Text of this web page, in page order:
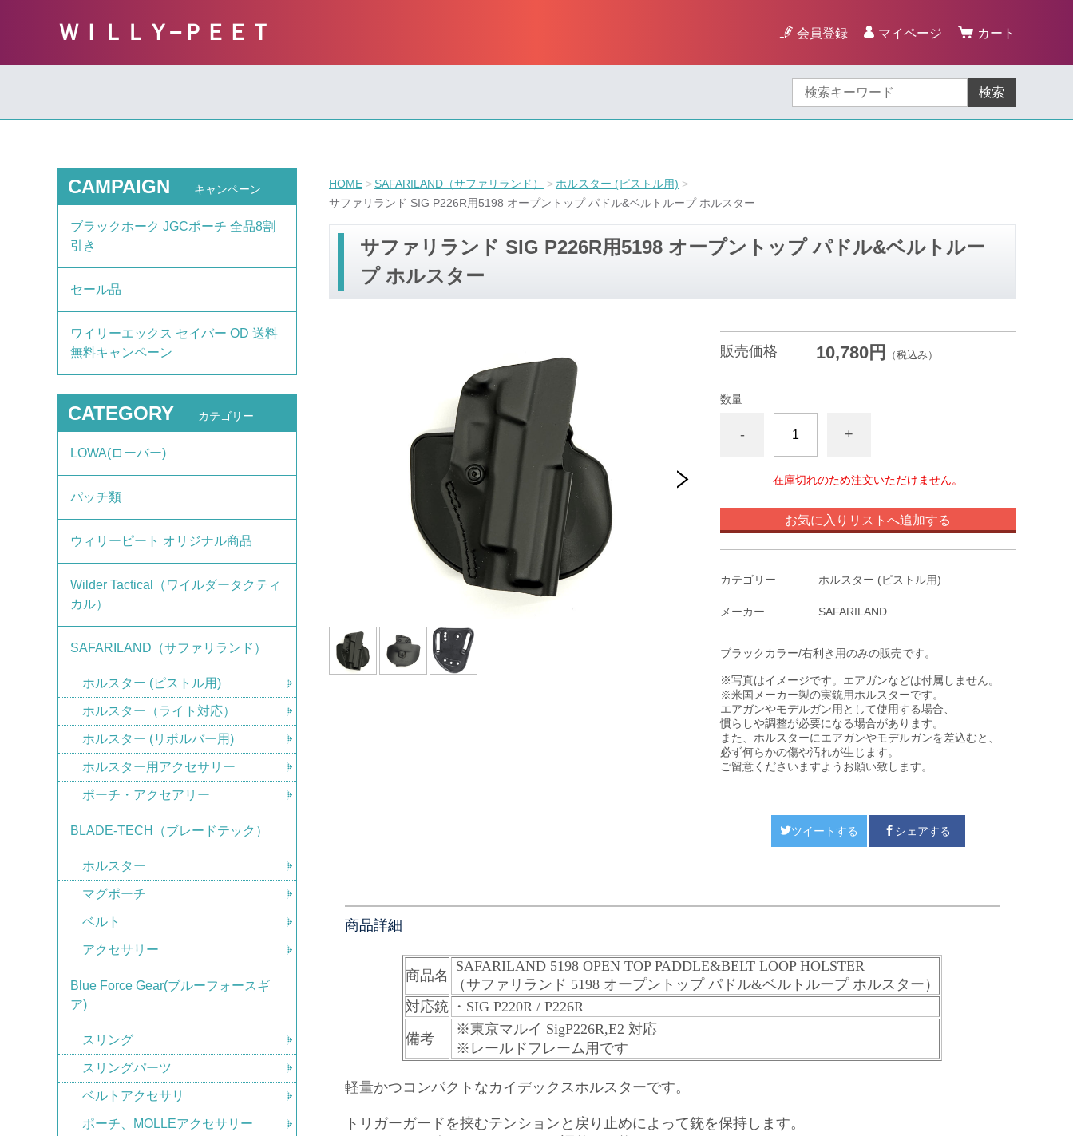
ＷＩＬＬＹ−ＰＥＥＴ 会員登録 マイページ カート
検索
HOME SAFARILAND（サファリランド）
ホルスター (ピストル用)
サファリランド SIG P226R用5198 オープントップ パドル&ベルトループ ホルスター
サファリランド SIG P226R用5198 オープントップ パドル&ベルトルー
プ ホルスター
販売価格 10,780円 （税込み）
数量
- +
在庫切れのため注文いただけません。
お気に入りリストへ追加する
カテゴリー ホルスター (ピストル用)
メーカー SAFARILAND
ブラックカラー/右利き用のみの販売です。
※写真はイメージです。エアガンなどは付属しません。
※米国メーカー製の実銃用ホルスターです。
エアガンやモデルガン用として使用する場合、
慣らしや調整が必要になる場合があります。
また、ホルスターにエアガンやモデルガンを差込むと、
必ず何らかの傷や汚れが生じます。
ご留意くださいますようお願い致します。
ツイートする シェアする
商品詳細
商品名
SAFARILAND 5198 OPEN TOP PADDLE&BELT LOOP HOLSTER
（サファリランド 5198 オープントップ パドル&ベルトループ ホルスター）
対応銃 ・SIG P220R / P226R
備考
※東京マルイ SigP226R,E2 対応
※レールドフレーム用です
軽量かつコンパクトなカイデックスホルスターです。
トリガーガードを挟むテンションと戻り止めによって銃を保持します。
CAMPAIGN キャンペーン
ブラックホーク JGCポーチ 全品8割
引き
セール品
ワイリーエックス セイバー OD 送料
無料キャンペーン
CATEGORY カテゴリー
LOWA(ローバー)
パッチ類
ウィリーピート オリジナル商品
Wilder Tactical（ワイルダータクティ
カル）
SAFARILAND（サファリランド）
ホルスター (ピストル用)
ホルスター（ライト対応）
ホルスター (リボルバー用)
ホルスター用アクセサリー
ポーチ・アクセアリー
BLADE-TECH（ブレードテック）
ホルスター
マグポーチ
ベルト
アクセサリー
Blue Force Gear(ブルーフォースギ
ア)
スリング
スリングパーツ
ベルトアクセサリ
ポーチ、MOLLEアクセサリー